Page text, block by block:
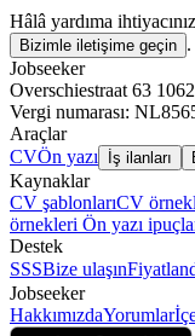
Hâlâ yardıma
Bizimle iletişime geçin .
Jobseeker
Overschiestraat 63
Vergi numarası:
Araçlar
CVÖn yazı İş ilanları
Kaynaklar
CV şablonlarıCV
örnekleri Ön yazı
Destek
SSSBize ulaşın
Jobseeker
HakkımızdaYorumlar